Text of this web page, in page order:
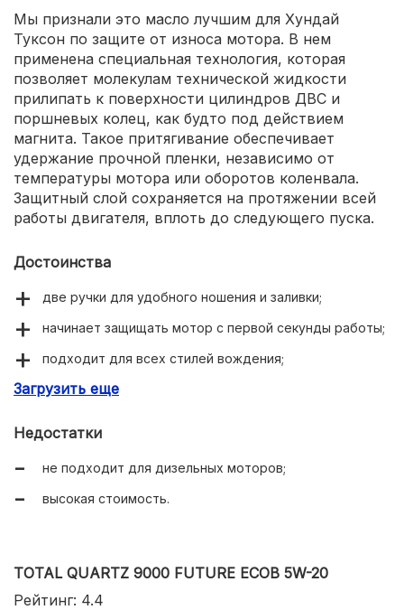
Мы признали это масло лучшим для Хундай
Туксон по защите от износа мотора. В нем
применена специальная технология, которая
позволяет молекулам технической жидкости
прилипать к поверхности цилиндров ДВС и
поршневых колец, как будто под действием
магнита. Такое притягивание обеспечивает
удержание прочной пленки, независимо от
температуры мотора или оборотов коленвала.
Защитный слой сохраняется на протяжении всей
работы двигателя, вплоть до следующего пуска.
Достоинства
две ручки для удобного ношения и заливки;
начинает защищать мотор с первой секунды работы;
подходит для всех стилей вождения;
предназначено для самых последних модификаций
Загрузить еще
Недостатки
не подходит для дизельных моторов;
высокая стоимость.
TOTAL QUARTZ 9000 FUTURE ECOB 5W-20
Рейтинг: 4.4